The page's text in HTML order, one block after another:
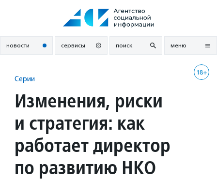
новости сервисы поиск меню
18+
Серии
Изменения, риски
и стратегия: как
работает директор
по развитию НКО